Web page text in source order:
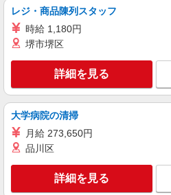
レジ・商品陳列スタッフ
時給 1,180円
堺市堺区
詳細を見る
大学病院の清掃
月給 273,650円
品川区
詳細を見る